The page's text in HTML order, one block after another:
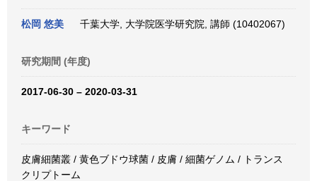
松岡 悠美 千葉大学, 大学院医学研究院, 講師 (10402067)
研究期間 (年度)
2017-06-30 – 2020-03-31
キーワード
皮膚細菌叢 / 黄色ブドウ球菌 / 皮膚 / 細菌ゲノム / トランス
クリプトーム